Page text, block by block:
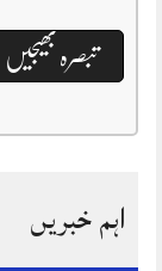
اہم خبریں